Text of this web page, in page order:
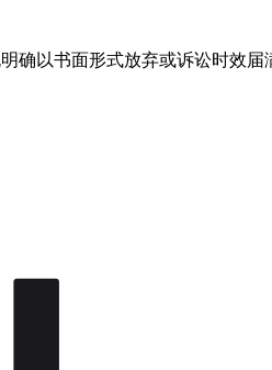
确以书面形式放弃或诉讼时效届